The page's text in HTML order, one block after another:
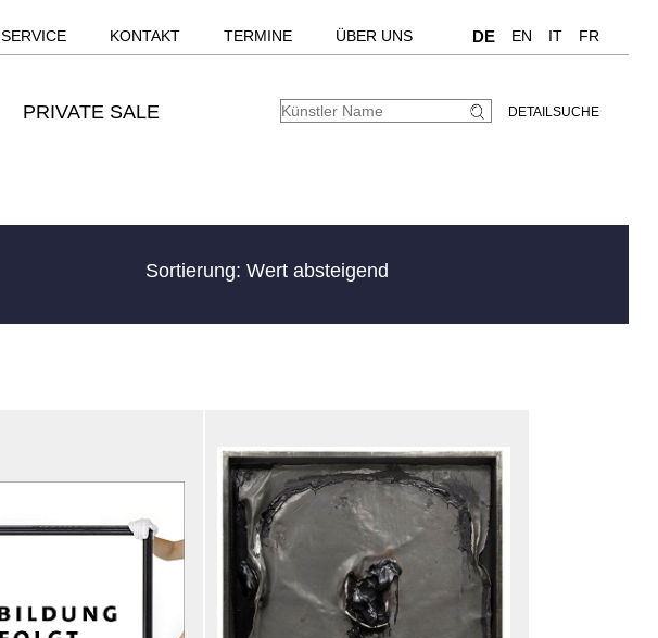
SERVICE KONTAKT TERMINE ÜBER UNS DE EN IT FR
PRIVATE SALE DETAILSUCHE
Sortierung: Wert absteigend